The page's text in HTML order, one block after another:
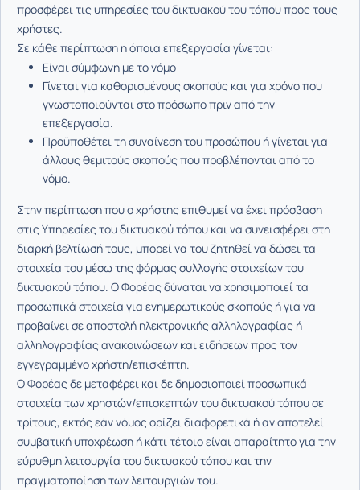
προσφέρει τις υπηρεσίες του δικτυακού του τόπου προς τους
χρήστες.
Σε κάθε περίπτωση η όποια επεξεργασία γίνεται:
Είναι σύμφωνη με το νόμο
Γίνεται για καθορισμένους σκοπούς και για χρόνο που
γνωστοποιούνται στο πρόσωπο πριν από την
επεξεργασία.
Προϋποθέτει τη συναίνεση του προσώπου ή γίνεται για
άλλους θεμιτούς σκοπούς που προβλέπονται από το
νόμο.
Στην περίπτωση που ο χρήστης επιθυμεί να έχει πρόσβαση
στις Υπηρεσίες του δικτυακού τόπου και να συνεισφέρει στη
διαρκή βελτίωσή τους, μπορεί να του ζητηθεί να δώσει τα
στοιχεία του μέσω της φόρμας συλλογής στοιχείων του
δικτυακού τόπου. Ο Φορέας δύναται να χρησιμοποιεί τα
προσωπικά στοιχεία για ενημερωτικούς σκοπούς ή για να
προβαίνει σε αποστολή ηλεκτρονικής αλληλογραφίας ή
αλληλογραφίας ανακοινώσεων και ειδήσεων προς τον
εγγεγραμμένο χρήστη/επισκέπτη.
Ο Φορέας δε μεταφέρει και δε δημοσιοποιεί προσωπικά
στοιχεία των χρηστών/επισκεπτών του δικτυακού τόπου σε
τρίτους, εκτός εάν νόμος ορίζει διαφορετικά ή αν αποτελεί
συμβατική υποχρέωση ή κάτι τέτοιο είναι απαραίτητο για την
εύρυθμη λειτουργία του δικτυακού τόπου και την
πραγματοποίηση των λειτουργιών του.